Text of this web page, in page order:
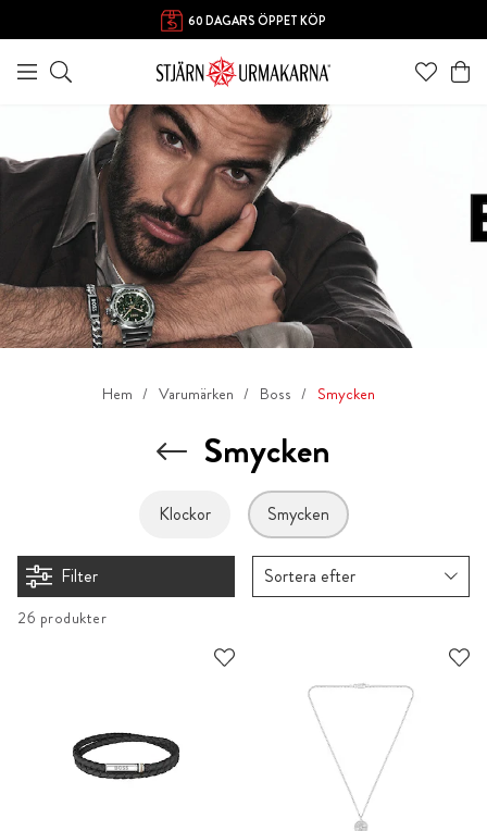
60 DAGARS ÖPPET KÖP
Hem Varumärken Boss Smycken
Smycken
Klockor Smycken
Filter Sortera efter
26 produkter